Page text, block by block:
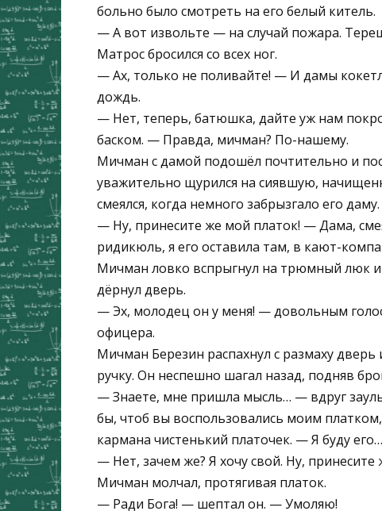
больно было смотреть на его белый китель.
— А вот извольте — на случай пожара.
Матрос бросился со всех ног.
— Ах, только не поливайте! — И дамы
дождь.
— Нет, теперь, батюшка, дайте уж нам
баском. — Правда, мичман? По-нашему.
Мичман с дамой подошёл почтительно и
уважительно щурился на сиявшую,
смеялся, когда немного забрызгало его даму.
— Ну, принесите же мой платок! — Дама,
ридикюль, я его оставила там, в кают-
Мичман ловко вспрыгнул на трюмный люк
дёрнул дверь.
— Эх, молодец он у меня! — довольным
офицера.
Мичман Березин распахнул с размаху
ручку. Он неспешно шагал назад, подняв
— Знаете, мне пришла мысль… — вдруг
бы, чтоб вы воспользовались моим
кармана чистенький платочек. — Я буду
— Нет, зачем же? Я хочу свой. Ну, принесите
Мичман молчал, протягивая платок.
— Ради Бога! — шептал он. — Умоляю!